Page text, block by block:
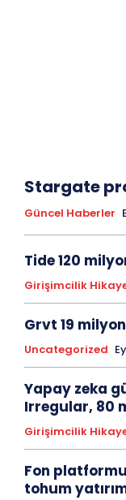
Stargate
Güncel Haberler
Tide 120
Girişimcilik
Grvt 19
Uncategorized
Yapay zeka
Irregular, 80
Girişimcilik
Fon
tohum